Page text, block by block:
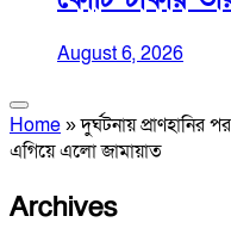
August 6, 2026
Home»দুর্ঘটনায় প্রাণহানির
এগিয়ে এলো জামায়াত
Archives